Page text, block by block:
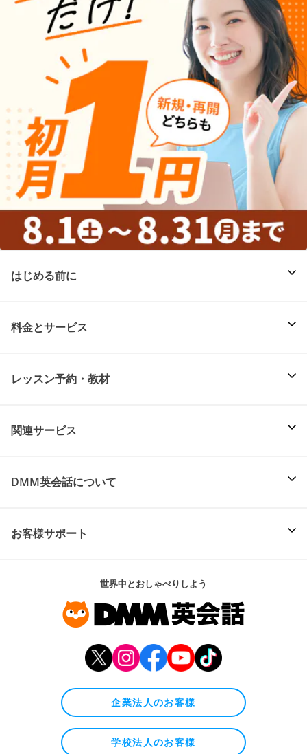
はじめる前に
料金とサービス
レッスン予約・教材
関連サービス
DMM英会話について
お客様サポート
世界中とおしゃべりしよう
企業法人のお客様
学校法人のお客様